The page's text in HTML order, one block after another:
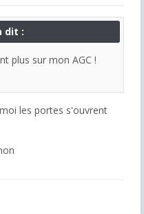
dit :
plus sur mon AGC !
les portes s'ouvrent